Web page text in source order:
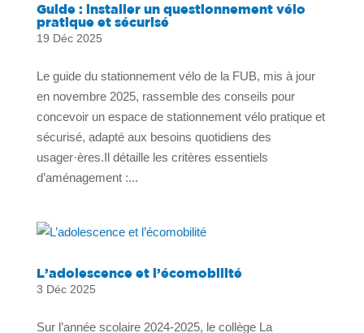
Guide : installer un questionnement vélo
pratique et sécurisé
19 Déc 2025
Le guide du stationnement vélo de la FUB, mis à jour
en novembre 2025, rassemble des conseils pour
concevoir un espace de stationnement vélo pratique et
sécurisé, adapté aux besoins quotidiens des
usager·ères.Il détaille les critères essentiels
d’aménagement :...
L’adolescence et l’écomobilité
3 Déc 2025
Sur l’année scolaire 2024-2025, le collège La